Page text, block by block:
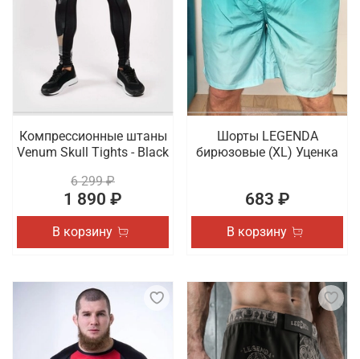
Компрессионные штаны
Venum Skull Tights - Black
6 299 ₽
1 890 ₽
В корзину
Шорты LEGENDA
бирюзовые (XL) Уценка
683 ₽
В корзину